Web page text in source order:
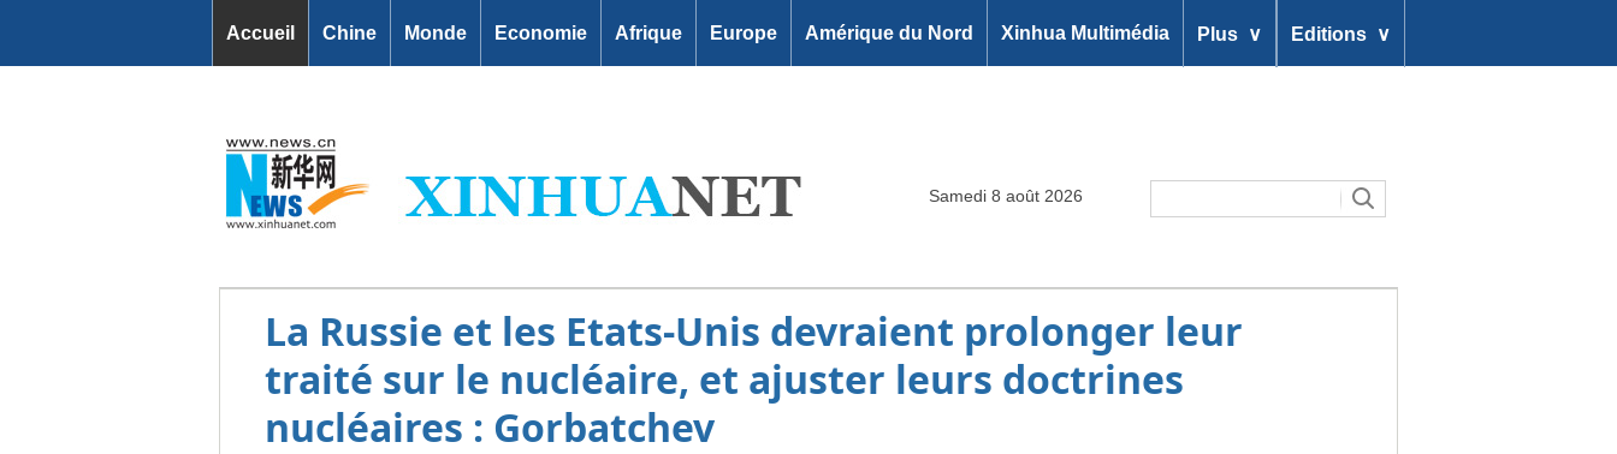
Accueil Chine Monde Economie Afrique Europe Amérique du Nord Xinhua Multimédia Plus ∨ Editions ∨
Samedi 8 août 2026
La Russie et les Etats-Unis devraient prolonger leur
traité sur le nucléaire, et ajuster leurs doctrines
nucléaires : Gorbatchev